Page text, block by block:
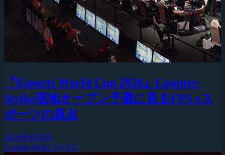
『Esports World Cup 2026』Counter-
Strike現地オープン予選に見るFPS eス
ポーツの原点
2026年8月9日
Counter-Strike 2 (CS2)